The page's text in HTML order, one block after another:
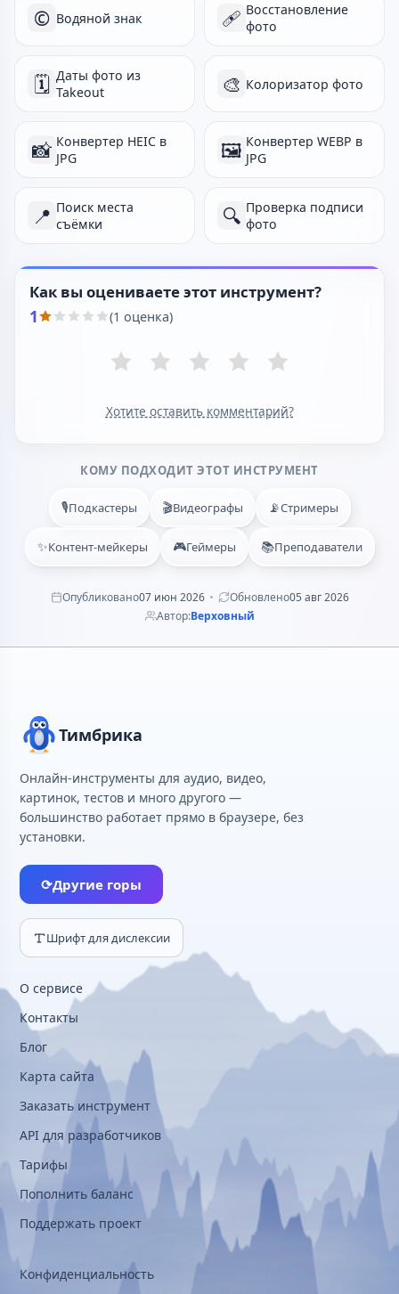
©️ Водяной знак 🩹 Восстановление
фото
🗓 Даты фото из
Takeout
🎨 Колоризатор фото
📸 Конвертер HEIC в
JPG
🖼️ Конвертер WEBP в
JPG
📍 Поиск места
съёмки
🔍 Проверка подписи
фото
Как вы оцениваете этот инструмент?
1 (1 оценка)
Хотите оставить комментарий?
КОМУ ПОДХОДИТ ЭТОТ ИНСТРУМЕНТ
🎙️Подкастеры 🎬Видеографы 📡Стримеры
✨Контент-мейкеры 🎮Геймеры 📚Преподаватели
Опубликовано07 июн 2026 Обновлено05 авг 2026
Автор:Верховный
Тимбрика
Онлайн-инструменты для аудио, видео,
картинок, тестов и много другого —
большинство работает прямо в браузере, без
установки.
⟳Другие горы
Шрифт для дислексии
О сервисе
Контакты
Блог
Карта сайта
Заказать инструмент
API для разработчиков
Тарифы
Пополнить баланс
Поддержать проект
Конфиденциальность